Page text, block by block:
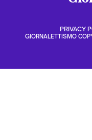
PRIVACY
GIORNALETTISMO